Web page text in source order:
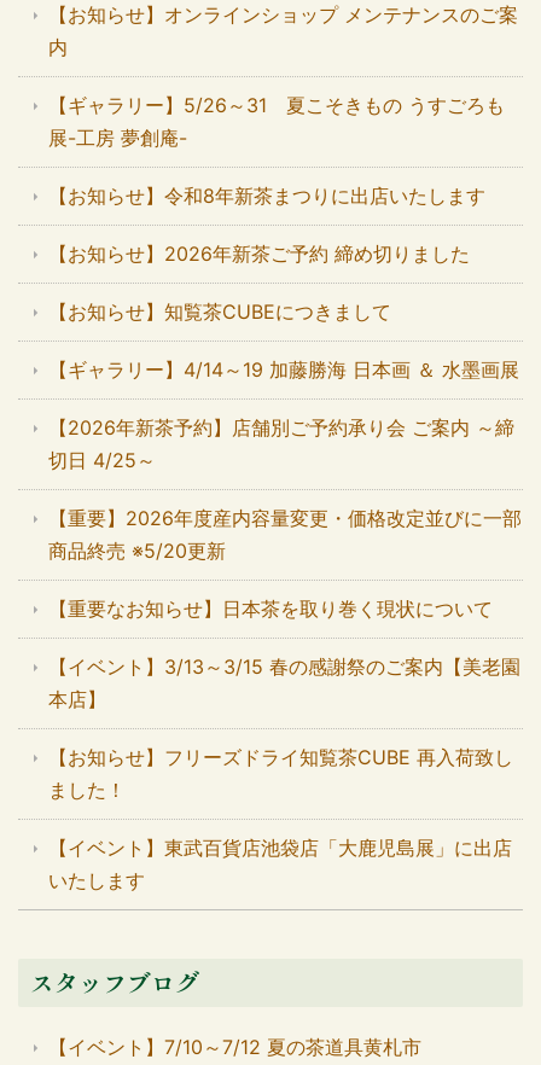
【お知らせ】オンラインショップ メンテナンスのご案
内
【ギャラリー】5/26～31 夏こそきもの うすごろも
展-工房 夢創庵-
【お知らせ】令和8年新茶まつりに出店いたします
【お知らせ】2026年新茶ご予約 締め切りました
【お知らせ】知覧茶CUBEにつきまして
【ギャラリー】4/14～19 加藤勝海 日本画 ＆ 水墨画展
【2026年新茶予約】店舗別ご予約承り会 ご案内 ～締
切日 4/25～
【重要】2026年度産内容量変更・価格改定並びに一部
商品終売 ※5/20更新
【重要なお知らせ】日本茶を取り巻く現状について
【イベント】3/13～3/15 春の感謝祭のご案内【美老園
本店】
【お知らせ】フリーズドライ知覧茶CUBE 再入荷致し
ました！
【イベント】東武百貨店池袋店「大鹿児島展」に出店
いたします
スタッフブログ
【イベント】7/10～7/12 夏の茶道具黄札市